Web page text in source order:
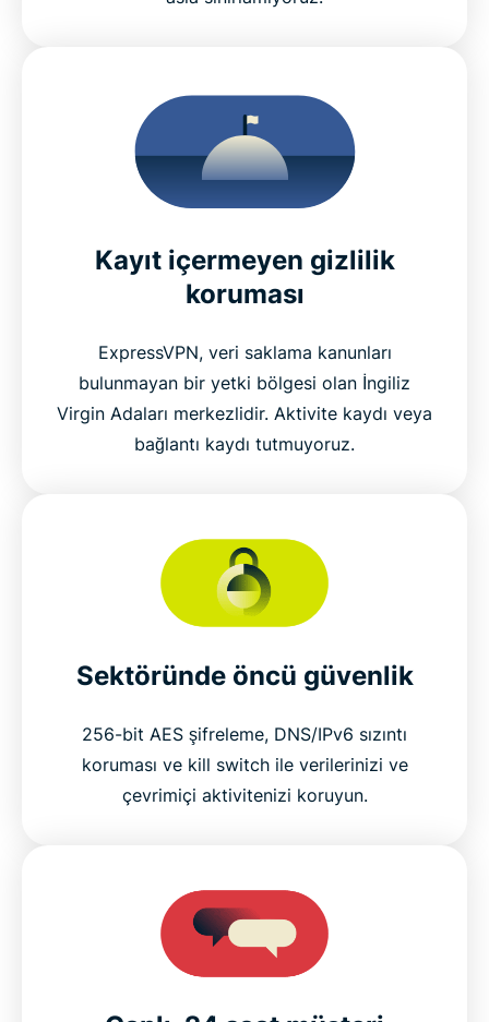
Kayıt içermeyen gizlilik
koruması
ExpressVPN, veri saklama kanunları
bulunmayan bir yetki bölgesi olan İngiliz
Virgin Adaları merkezlidir. Aktivite kaydı veya
bağlantı kaydı tutmuyoruz.
Sektöründe öncü güvenlik
256-bit AES şifreleme, DNS/IPv6 sızıntı
koruması ve kill switch ile verilerinizi ve
çevrimiçi aktivitenizi koruyun.